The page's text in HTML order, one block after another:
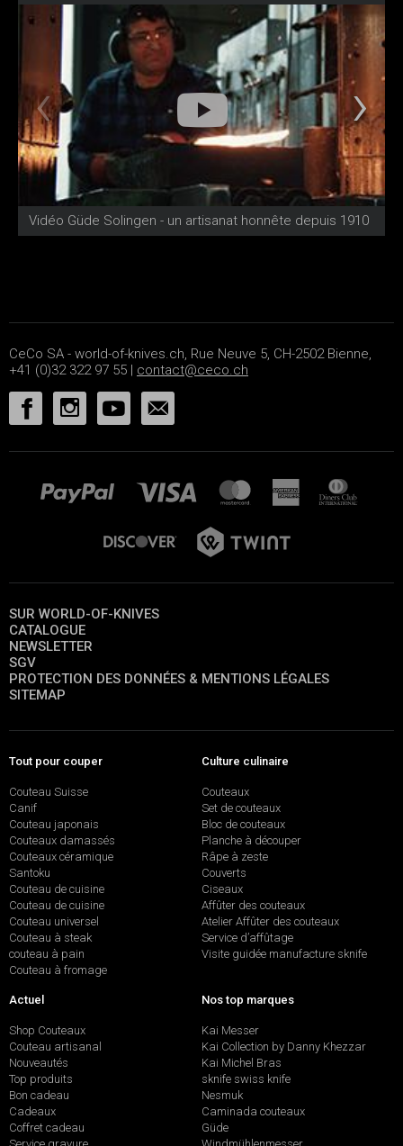
Vidéo Güde Solingen - un artisanat honnête depuis 1910
CeCo SA - world-of-knives.ch, Rue Neuve 5, CH-2502 Bienne,
+41 (0)32 322 97 55 | contact@ceco.ch
SUR WORLD-OF-KNIVES
CATALOGUE
NEWSLETTER
SGV
PROTECTION DES DONNÉES & MENTIONS LÉGALES
SITEMAP
Tout pour couper
Couteau Suisse
Canif
Couteau japonais
Couteaux damassés
Couteaux céramique
Santoku
Couteau de cuisine
Couteau de cuisine
Couteau universel
Couteau à steak
couteau à pain
Couteau à fromage
Culture culinaire
Couteaux
Set de couteaux
Bloc de couteaux
Planche à découper
Râpe à zeste
Couverts
Ciseaux
Affûter des couteaux
Atelier Affûter des couteaux
Service d’affûtage
Visite guidée manufacture sknife
Actuel
Shop Couteaux
Couteau artisanal
Nouveautés
Top produits
Bon cadeau
Cadeaux
Coffret cadeau
Nos top marques
Kai Messer
Kai Collection by Danny Khezzar
Kai Michel Bras
sknife swiss knife
Nesmuk
Caminada couteaux
Güde